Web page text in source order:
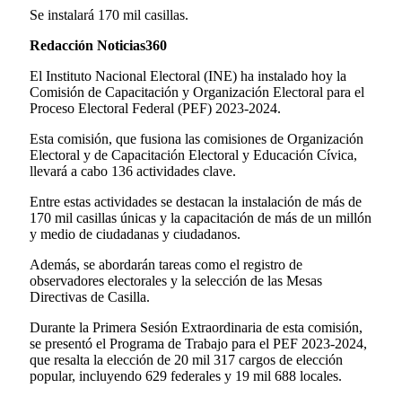
Se instalará 170 mil casillas.
Redacción Noticias360
El Instituto Nacional Electoral (INE) ha instalado hoy la
Comisión de Capacitación y Organización Electoral para el
Proceso Electoral Federal (PEF) 2023-2024.
Esta comisión, que fusiona las comisiones de Organización
Electoral y de Capacitación Electoral y Educación Cívica,
llevará a cabo 136 actividades clave.
Entre estas actividades se destacan la instalación de más de
170 mil casillas únicas y la capacitación de más de un millón
y medio de ciudadanas y ciudadanos.
Además, se abordarán tareas como el registro de
observadores electorales y la selección de las Mesas
Directivas de Casilla.
Durante la Primera Sesión Extraordinaria de esta comisión,
se presentó el Programa de Trabajo para el PEF 2023-2024,
que resalta la elección de 20 mil 317 cargos de elección
popular, incluyendo 629 federales y 19 mil 688 locales.